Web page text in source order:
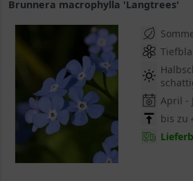
Brunnera macrophylla 'Langtrees'
April -
bis zu